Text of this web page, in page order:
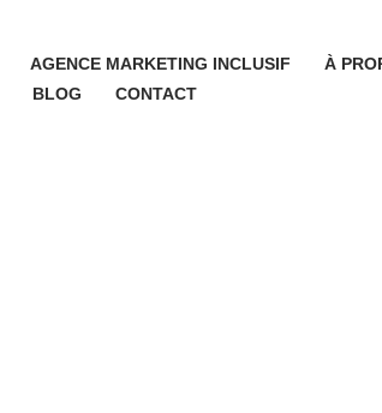
AGENCE MARKETING INCLUSIF
À
BLOG CONTACT